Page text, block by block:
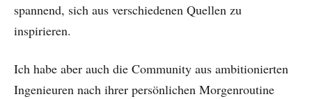
spannend, sich aus verschiedenen Quellen zu
inspirieren.
Ich habe aber auch die Community aus ambitionierten
Ingenieuren nach ihrer persönlichen Morgenroutine